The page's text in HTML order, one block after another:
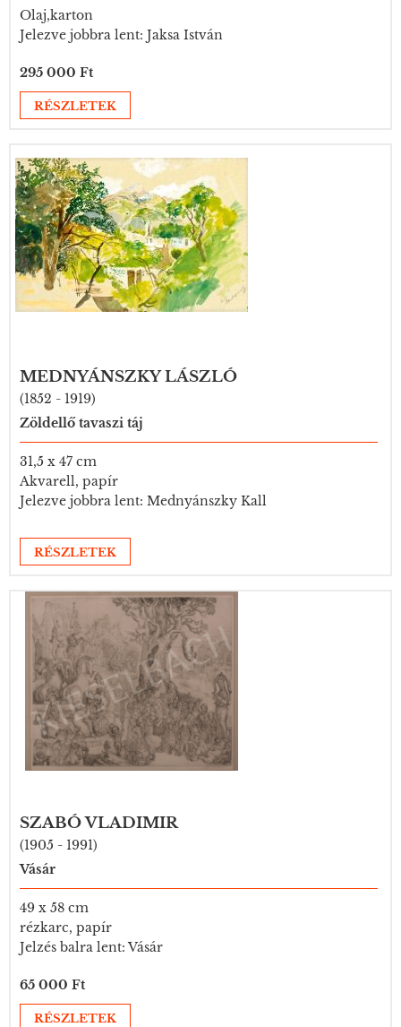
Olaj,karton
Jelezve jobbra lent: Jaksa István
295 000 Ft
RÉSZLETEK
MEDNYÁNSZKY LÁSZLÓ
(1852 - 1919)
Zöldellő tavaszi táj
31,5 x 47 cm
Akvarell, papír
Jelezve jobbra lent: Mednyánszky Kall
RÉSZLETEK
SZABÓ VLADIMIR
(1905 - 1991)
Vásár
49 x 58 cm
rézkarc, papír
Jelzés balra lent: Vásár
65 000 Ft
RÉSZLETEK